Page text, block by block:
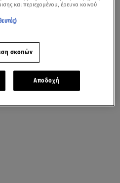
και περιεχομένου, έρευνα κοινού
σκοπών
Αποδοχή